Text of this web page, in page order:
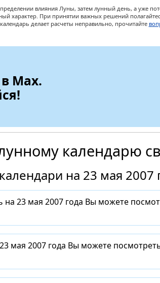
влияния Луны, затем лунный день, а уже
характер. При принятии важных решений
делает расчеты неправильно, прочитайте
Max.
календарю
на 23 мая 2007
23 мая 2007 года Вы можете
мая 2007 года Вы можете